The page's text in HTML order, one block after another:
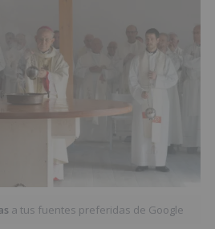
a tus fuentes preferidas de Google